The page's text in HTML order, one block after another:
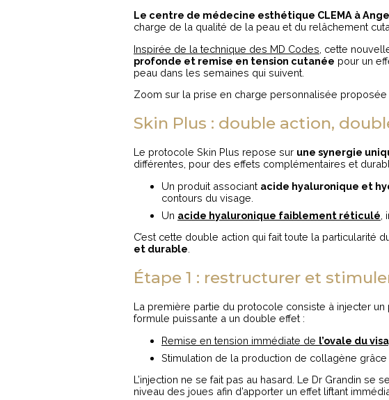
Le centre de médecine esthétique CLEMA à
charge de la qualité de la peau et du relâchement
Inspirée de la technique des MD Codes , cette
profonde et remise en tension cutanée pour un
peau dans les semaines qui suivent.
Zoom sur la prise en charge personnalisée proposée
Skin Plus : double action,
Le protocole Skin Plus repose sur une synergie
différentes, pour des effets complémentaires et
Un produit associant acide hyaluronique et
contours du visage.
Un acide hyaluronique faiblement réticulé
C’est cette double action qui fait toute la particularité
et durable
Étape 1 : restructurer et
La première partie du protocole consiste à injecter
formule puissante a un double effet :
Remise en tension immédiate de l’ovale du
Stimulation de la production de collagène grâce
L’injection ne se fait pas au hasard. Le Dr Grandin se
niveau des joues afin d’apporter un effet liftant